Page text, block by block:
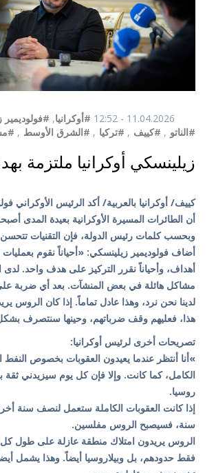
11.04.2026 - 12:52 #أوكرانيا, #فولوديمير
#الناتو , #كييف , #تركيا , #الشرق الأوسط ,
زيلينسكي أوكرانيا ملتزمة
كييف/ أوكرانيا بالعربية/ أكد الرئيس الأوكراني
أن الطائرات المسيرة الأوكرانية بعيدة المدى
وبحسب كلمات رئيس الدولة، فإن التقنيات
أضاف فولوديمير زيلينسكي: «أحياناً نقوم بعمليات
أهداف، وأحياناً نقرر التركيز على هدف واحد. لدى
مشاكل هائلة في بعض المنشآت. بعد أي ضربة
لدينا نحن نرد، وهذا عادل تماماً. إذا كان الروس
هذا، فعليهم وقف ضرباتهم، وحينها سنتصرف
تصريحات أخرى لرئيس أوكرانيا:
»أنا أنتظر عندما يعيدون العقوبات بخصوص
الكامل، كما كانت. وإلا فإن كل يوم سيزيدني ثقة
روسيا.
إذا كانت العقوبات الكاملة ستعمل لنصف سنة
سنة، فسيصبح الروس مفلسين.
الروس يريدون امتلاك منطقة عازلة على طول
فقط حدودهم، بل وبيلاروسيا أيضاً. وهذا يشمل